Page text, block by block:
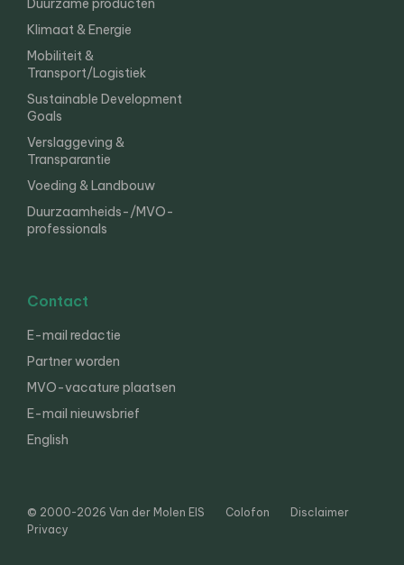
Duurzame producten
Klimaat & Energie
Mobiliteit &
Transport/Logistiek
Sustainable Development
Goals
Verslaggeving &
Transparantie
Voeding & Landbouw
Duurzaamheids-/MVO-
professionals
Contact
E-mail redactie
Partner worden
MVO-vacature plaatsen
E-mail nieuwsbrief
English
© 2000-2026 Van der Molen EIS Colofon
Disclaimer
Privacy